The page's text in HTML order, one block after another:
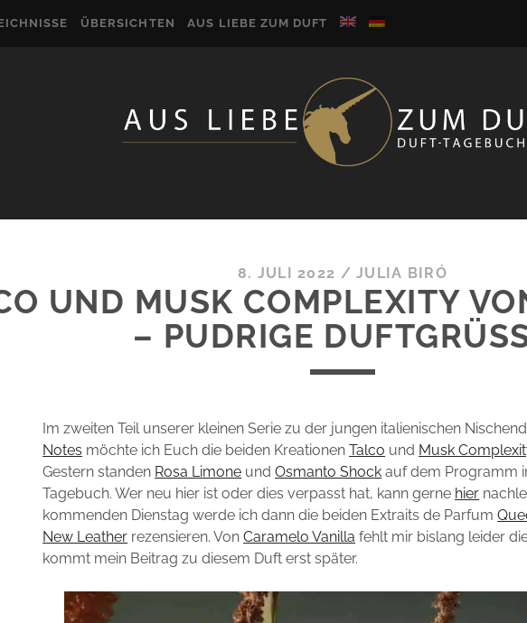
ÜBERSICHTEN AUS LIEBE ZUM DUFT
8. JULI 2022 /JULIA BIRÓ
UND MUSK COMPLEXITY
– PUDRIGE
Im zweiten Teil unserer kleinen Serie zu der jungen italienischen
Notes möchte ich Euch die beiden KreationenTalco und Musk
Gestern standen Rosa Limone undOsmanto Shock auf dem Programm
Tagebuch. Wer neu hier ist oder dies verpasst hat, kann gerne hier
kommenden Dienstag werde ich dann die beiden Extraits de Parfum
New Leather rezensieren. VonCaramelo Vanilla fehlt mir bislang leider
kommt mein Beitrag zu diesem Duft erst später.